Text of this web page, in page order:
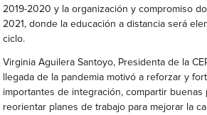
2019-2020 y la organización y compromiso
2021, donde la educación a distancia será
ciclo.
Virginia Aguilera Santoyo, Presidenta de la
llegada de la pandemia motivó a reforzar y
importantes de integración, compartir buenas
reorientar planes de trabajo para mejorar la